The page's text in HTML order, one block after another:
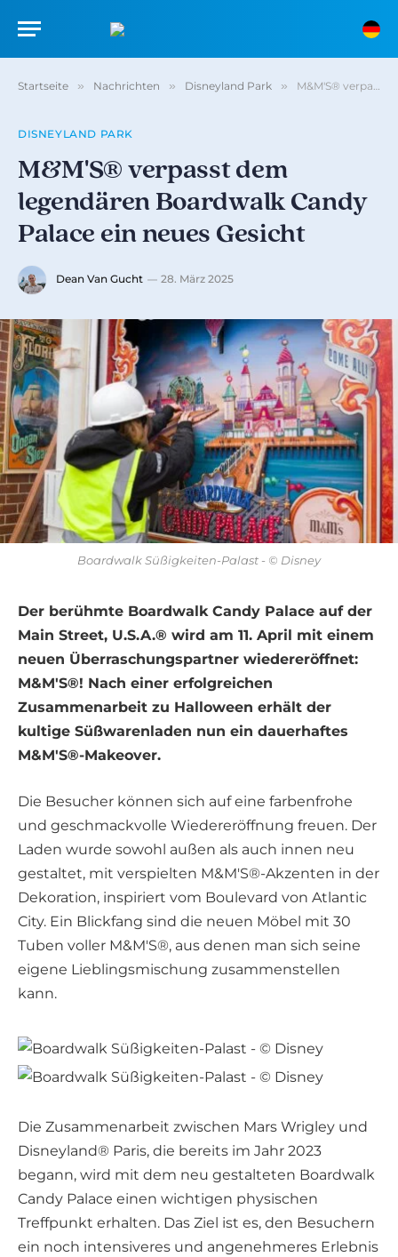
Startseite » Nachrichten » Disneyland Park » M&M'S® verpasst dem legendären Boardwalk Candy Palace ein neues Gesicht
DISNEYLAND PARK
M&M'S® verpasst dem
legendären Boardwalk Candy
Palace ein neues Gesicht
Dean Van Gucht 28. März 2025
Boardwalk Süßigkeiten-Palast - © Disney
Der berühmte Boardwalk Candy Palace auf der
Main Street, U.S.A.® wird am 11. April mit einem
neuen Überraschungspartner wiedereröffnet:
M&M'S®! Nach einer erfolgreichen
Zusammenarbeit zu Halloween erhält der
kultige Süßwarenladen nun ein dauerhaftes
M&M'S®-Makeover.
Die Besucher können sich auf eine farbenfrohe
und geschmackvolle Wiedereröffnung freuen. Der
Laden wurde sowohl außen als auch innen neu
gestaltet, mit verspielten M&M'S®-Akzenten in der
Dekoration, inspiriert vom Boulevard von Atlantic
City. Ein Blickfang sind die neuen Möbel mit 30
Tuben voller M&M'S®, aus denen man sich seine
eigene Lieblingsmischung zusammenstellen
kann.
Die Zusammenarbeit zwischen Mars Wrigley und
Disneyland® Paris, die bereits im Jahr 2023
begann, wird mit dem neu gestalteten Boardwalk
Candy Palace einen wichtigen physischen
Treffpunkt erhalten. Das Ziel ist es, den Besuchern
ein noch intensiveres und angenehmeres Erlebnis